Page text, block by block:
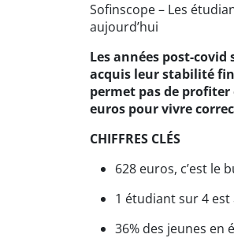
Sofinscope – Les
aujourd’hui
Les années post-
acquis leur stabilité
permet pas de profiter
euros pour vivre
CHIFFRES CLÉS
628 euros, c’est le
1 étudiant sur 4
36% des jeunes en